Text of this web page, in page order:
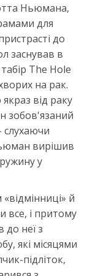
Ньюмана,
для
до
заснував в
The Hole
на рак.
від раку
зобов'язаний
вирішив
у
й
все, і притому
неї з
які місяцями
підліток,